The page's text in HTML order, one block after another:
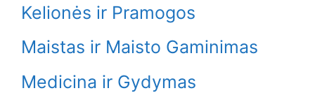
Kelionės ir Pramogos
Maistas ir Maisto Gaminimas
Medicina ir Gydymas